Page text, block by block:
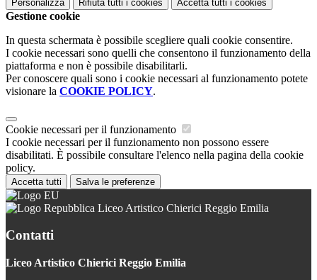
Personalizza Rifiuta tutti i cookies Accetta tutti i cookies
Gestione cookie
In questa schermata è possibile scegliere quali cookie consentire.
I cookie necessari sono quelli che consentono il funzionamento della
piattaforma e non è possibile disabilitarli.
Per conoscere quali sono i cookie necessari al funzionamento potete
visionare la COOKIE POLICY.
Cookie necessari per il funzionamento
I cookie necessari per il funzionamento non possono essere
disabilitati. È possibile consultare l'elenco nella pagina della cookie
policy.
Accetta tutti Salva le preferenze
Liceo Artistico Chierici Reggio Emilia
Contatti
Liceo Artistico Chierici Reggio Emilia